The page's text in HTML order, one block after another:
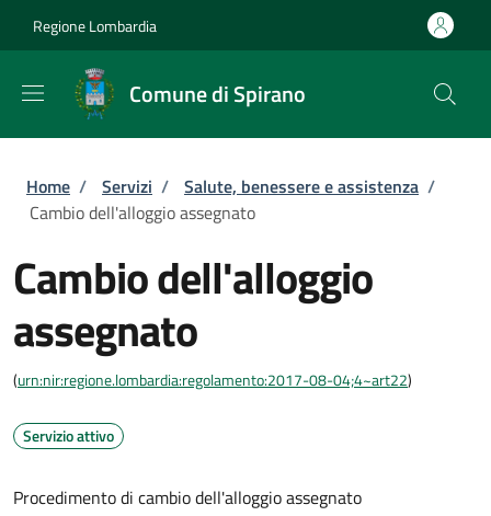
Regione Lombardia
Comune di Spirano
Briciole di pane
Home / Servizi / Salute, benessere e assistenza /
Cambio dell'alloggio assegnato
Cambio dell'alloggio
assegnato
(urn:nir:regione.lombardia:regolamento:2017-08-04;4~art22)
Servizio attivo
Procedimento di cambio dell'alloggio assegnato